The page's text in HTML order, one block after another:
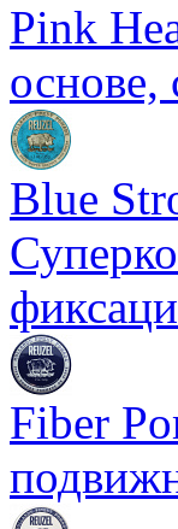
Pink
основе,
Blue
Fiber